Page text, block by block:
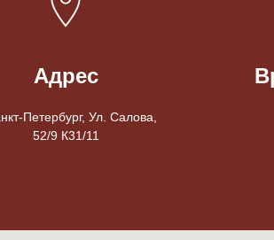
Адрес
Петербург, Ул. Салова,
52/9 К31/11